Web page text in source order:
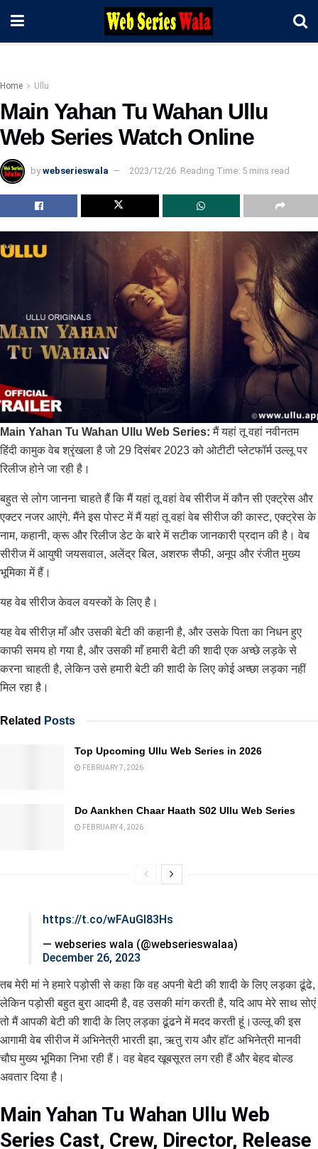
Home Ullu
Main Yahan Tu Wahan Ullu
Web Series Watch Online
by webserieswala 2023/12/26 Reading Time: 5 mins read
Main Yahan Tu Wahan Ullu Web Series: मैं यहां तू वहां नवीनतम
हिंदी कामुक वेब श्रृंखला है जो 29 दिसंबर 2023 को ओटीटी प्लेटफॉर्म उल्लू पर
रिलीज होने जा रही है।
बहुत से लोग जानना चाहते हैं कि मैं यहां तू वहां वेब सीरीज में कौन सी एक्ट्रेस और
एक्टर नजर आएंगे. मैंने इस पोस्ट में मैं यहां तू वहां वेब सीरीज की कास्ट, एक्ट्रेस के
नाम, कहानी, क्रू और रिलीज डेट के बारे में सटीक जानकारी प्रदान की है। वेब
सीरीज में आयुषी जयसवाल, अलेंद्र बिल, अशरफ सैफी, अनूप और रंजीत मुख्य
भूमिका में हैं।
यह वेब सीरीज केवल वयस्कों के लिए है।
यह वेब सीरीज़ माँ और उसकी बेटी की कहानी है, और उसके पिता का निधन हुए
काफी समय हो गया है, और उसकी माँ हमारी बेटी की शादी एक अच्छे लड़के से
करना चाहती है, लेकिन उसे हमारी बेटी की शादी के लिए कोई अच्छा लड़का नहीं
मिल रहा है।
Related Posts
Top Upcoming Ullu Web Series in 2026
FEBRUARY 7, 2026
Do Aankhen Chaar Haath S02 Ullu Web Series
FEBRUARY 4, 2026
https://t.co/wFAuGI83Hs
— webseries wala (@webserieswalaa)
December 26, 2023
तब मेरी मां ने हमारे पड़ोसी से कहा कि वह अपनी बेटी की शादी के लिए लड़का ढूंढे,
लेकिन पड़ोसी बहुत बुरा आदमी है, वह उसकी मांग करती है, यदि आप मेरे साथ सोएं
तो मैं आपकी बेटी की शादी के लिए लड़का ढूंढने में मदद करती हूं।उल्लू की इस
आगामी वेब सीरीज में अभिनेत्री भारती झा, ऋतु राय और हॉट अभिनेत्री मानवी
चौघ मुख्य भूमिका निभा रही हैं। वह बेहद खूबसूरत लग रही हैं और बेहद बोल्ड
अवतार दिया है।
Main Yahan Tu Wahan Ullu Web
Series Cast, Crew, Director, Release